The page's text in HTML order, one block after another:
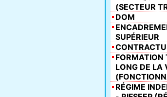
(SECTEUR
DOM
SUPÉRIEUR
FORMATION
LONG DE LA
RÉGIME